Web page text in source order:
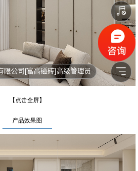
【点击全屏】
产品效果图